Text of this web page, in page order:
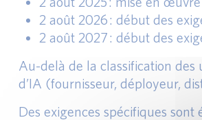
2 août 2026 : début des
2 août 2027 : début des
Au-delà de la classification des
d’IA (fournisseur, déployeur,
Des exigences spécifiques